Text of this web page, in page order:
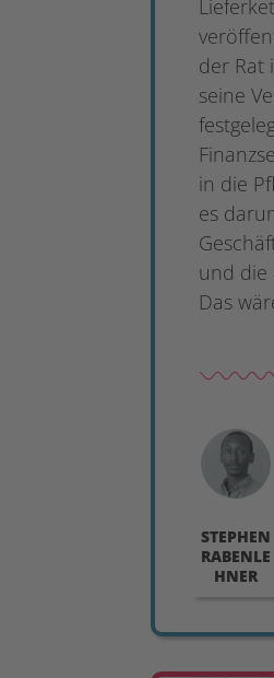
der Rat
seine
in die
es
und die
Das
STEPHEN
RABENLE
HNER